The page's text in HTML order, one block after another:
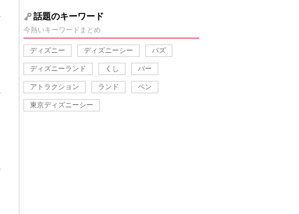
話題のキーワード
今熱いキーワードまとめ
ディズニー ディズニーシー バズ
ディズニーランド くし バー
アトラクション ランド ペン
東京ディズニーシー